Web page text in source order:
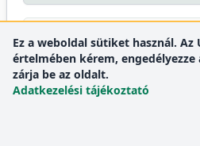
43.Kiss, A. E.,Balla, T.,Biró,
Analysis and
In: The 9th International
Applied Informatics: ICAI
Ez a weboldal sütiket használ.
értelmében kérem,
zárja be az oldalt.
Adatkezelési tájékoztató